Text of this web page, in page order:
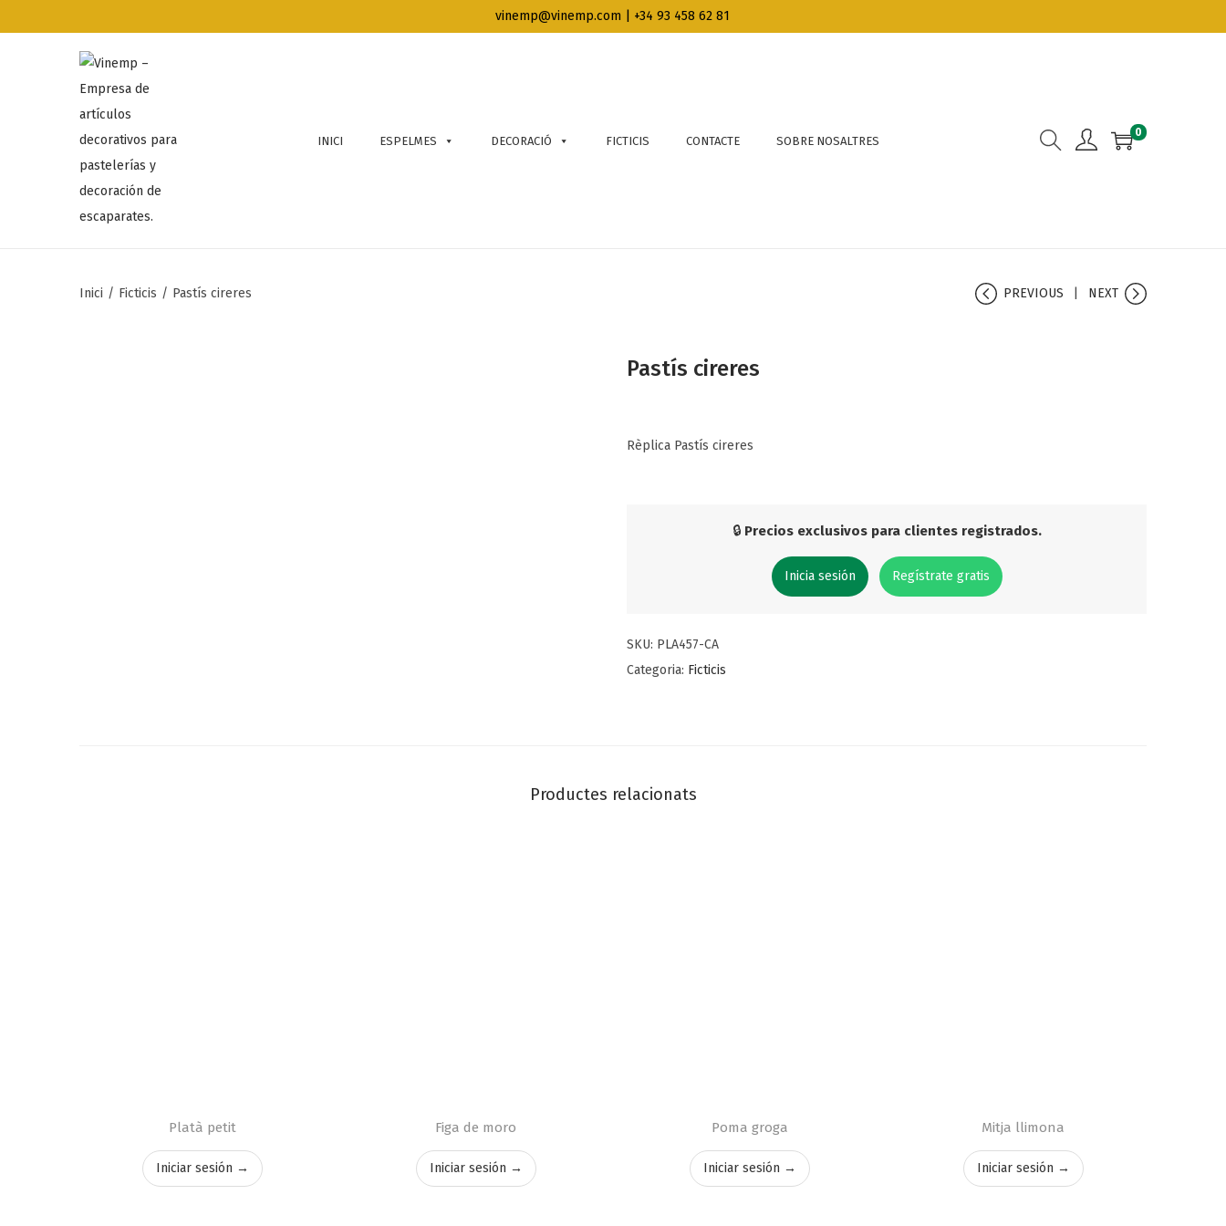
vinemp@vinemp.com | +34 93 458 62 81
INICI ESPELMES DECORACIÓ FICTICIS CONTACTE SOBRE NOSALTRES
0
Inici / Ficticis / Pastís cireres PREVIOUS NEXT
Pastís cireres
Rèplica Pastís cireres
🔒 Precios exclusivos para clientes registrados.
Inicia sesión Regístrate gratis
SKU: PLA457-CA
Categoria: Ficticis
Productes relacionats
Platà petit
Iniciar sesión →
Figa de moro
Iniciar sesión →
Poma groga
Iniciar sesión →
Mitja llimona
Iniciar sesión →